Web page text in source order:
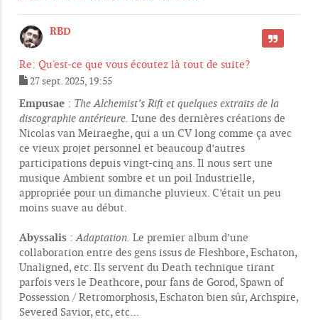
RBD
Re: Qu'est-ce que vous écoutez là tout de suite?
CITER
e
s
a
g
e
27 sept. 2025, 19:55
Empusae : The Alchemist’s Rift et quelques extraits de la
discographie antérieure. L’une des dernières créations de
Nicolas van Meiraeghe, qui a un CV long comme ça avec
ce vieux projet personnel et beaucoup d’autres
participations depuis vingt-cinq ans. Il nous sert une
musique Ambient sombre et un poil Industrielle,
appropriée pour un dimanche pluvieux. C’était un peu
moins suave au début.
Abyssalis :Adaptation. Le premier album d’une
collaboration entre des gens issus de Fleshbore, Eschaton,
Unaligned, etc. Ils servent du Death technique tirant
parfois vers le Deathcore, pour fans de Gorod, Spawn of
Possession / Retromorphosis, Eschaton bien sûr, Archspire,
Severed Savior, etc, etc…